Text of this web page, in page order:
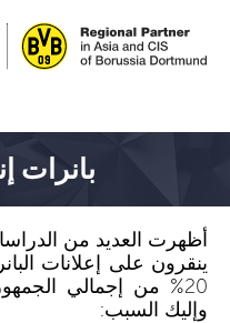
بانرات
أظهرت العديد من
ينقرون على إعلانات
20% من إجمالي
وإليك السبب: